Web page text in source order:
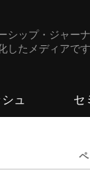
シップ・ジャー
したメディアです
ュ セ